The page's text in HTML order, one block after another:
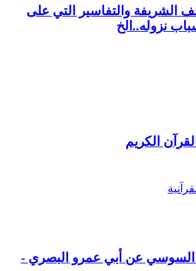
الشريفة والتفاسير التي على
نزوله..الخ
الكريم
السوسي عن أبي عمرو البصري -